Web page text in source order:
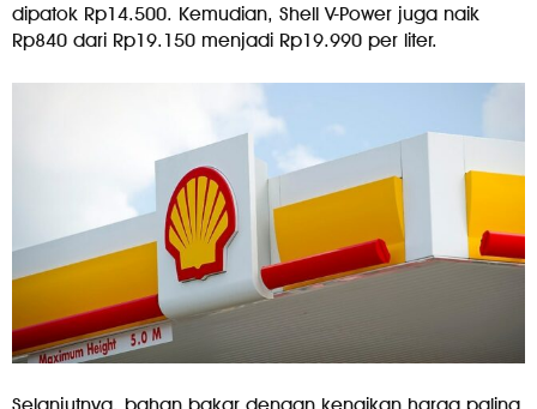
dipatok Rp14.500. Kemudian, Shell V-Power juga naik
Rp840 dari Rp19.150 menjadi Rp19.990 per liter.
Selanjutnya, bahan bakar dengan kenaikan harga paling